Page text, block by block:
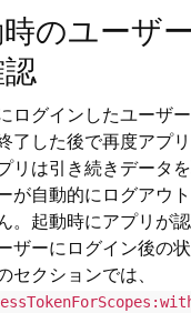
のユーザ
ログインしたユーザ
了した後で再度アプ
リは引き続きデータを
が自動的にログアウ
。起動時にアプリが
ザーにログイン後の
セクションでは、